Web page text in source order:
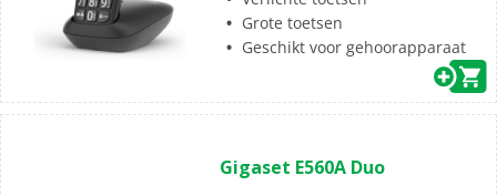
Grote toetsen
Geschikt voor gehoorapparaat
van
Gigaset E560A Duo